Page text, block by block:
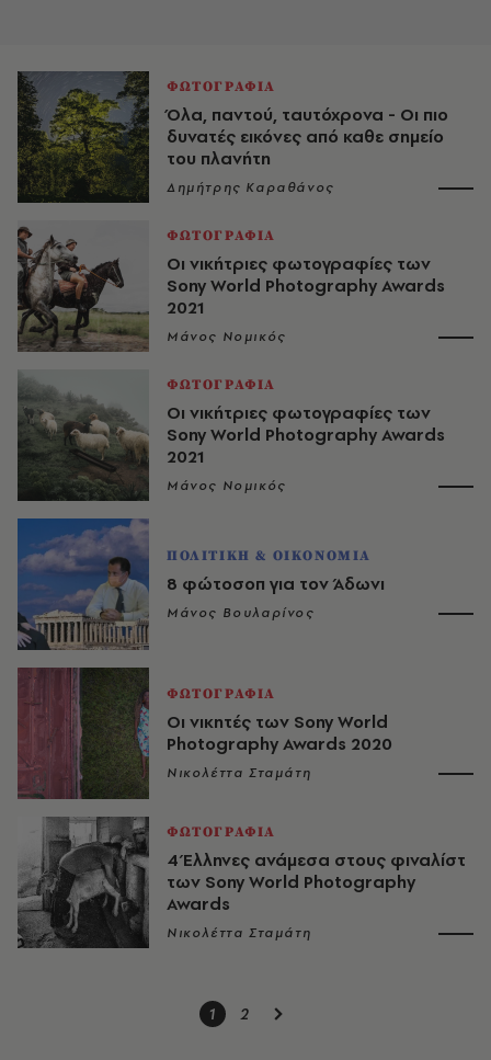
ΦΩΤΟΓΡΑΦΙΑ
Όλα, παντού, ταυτόχρονα - Οι πιο
δυνατές εικόνες από καθε σημείο
του πλανήτη
Δημήτρης Καραθάνος
ΦΩΤΟΓΡΑΦΙΑ
Οι νικήτριες φωτογραφίες των
Sony World Photography Awards
2021
Μάνος Νομικός
ΦΩΤΟΓΡΑΦΙΑ
Οι νικήτριες φωτογραφίες των
Sony World Photography Awards
2021
Μάνος Νομικός
ΠΟΛΙΤΙΚΗ & ΟΙΚΟΝΟΜΙΑ
8 φώτοσοπ για τον Άδωνι
Μάνος Βουλαρίνος
ΦΩΤΟΓΡΑΦΙΑ
Οι νικητές των Sony World
Photography Awards 2020
Νικολέττα Σταμάτη
ΦΩΤΟΓΡΑΦΙΑ
4 Έλληνες ανάμεσα στους φιναλίστ
των Sony World Photography
Awards
Νικολέττα Σταμάτη
1 2